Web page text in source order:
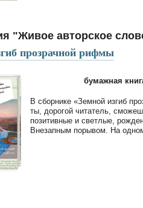
"Живое авторское
прозрачной рифмы
бумажная
В сборнике «Земной изгиб
ты, дорогой читатель,
позитивные и светлые,
Внезапным порывом. На